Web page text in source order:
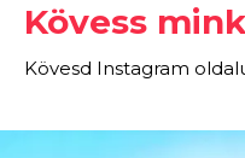
Kövess
Kövesd Instagram